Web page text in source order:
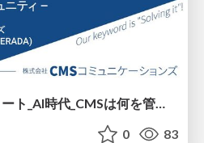
0 83